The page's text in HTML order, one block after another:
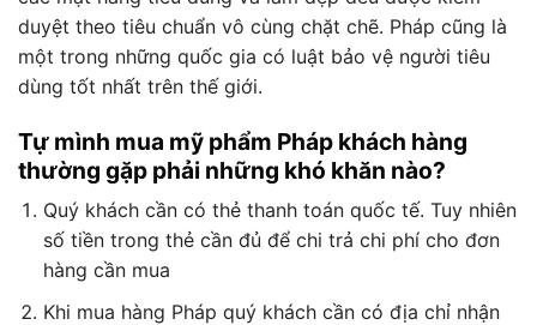
duyệt theo tiêu chuẩn vô cùng chặt chẽ. Pháp cũng là
một trong những quốc gia có luật bảo vệ người tiêu
dùng tốt nhất trên thế giới.
Tự mình mua mỹ phẩm Pháp khách hàng
thường gặp phải những khó khăn nào?
Quý khách cần có thẻ thanh toán quốc tế. Tuy nhiên
số tiền trong thẻ cần đủ để chi trả chi phí cho đơn
hàng cần mua
Khi mua hàng Pháp quý khách cần có địa chỉ nhận